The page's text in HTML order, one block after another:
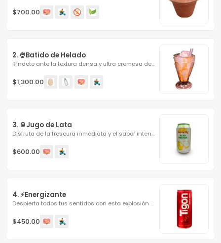
$700.00
2. 🍨Batido de Helado
Ríndete ante la textura densa y ultra cremosa de nuestro...
$1,300.00
3. 🥫Jugo de Lata
Disfruta de la frescura inmediata y el sabor intenso de...
$600.00
4. ⚡Energizante
Despierta todos tus sentidos con esta explosión de...
$450.00